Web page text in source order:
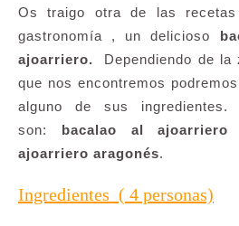
Os traigo otra de las
gastronomía , un delicioso
ajoarriero. Dependiendo de
que nos encontremos
alguno de sus ingredientes.
son:
bacalao al ajoarriero
ajoarriero aragonés.
Ingredientes ( 4 personas)